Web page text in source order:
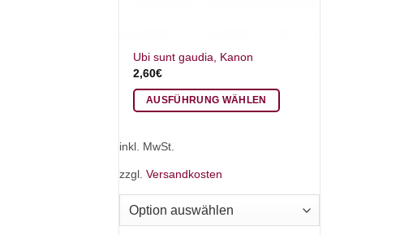
Ubi sunt gaudia, Kanon
2,60€
AUSFÜHRUNG WÄHLEN
mehrere
Varianten
auf.
inkl. MwSt.
zzgl. Versandkosten